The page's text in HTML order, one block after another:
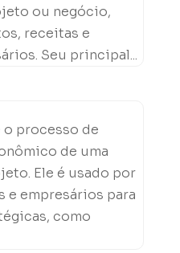
ou negócio,
receitas e
Seu principal...
o processo de
de uma
Ele é usado por
e empresários para
como